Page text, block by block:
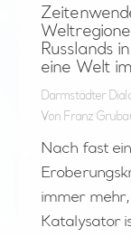
Russlands
eine Welt
Darmstädter
Von Franz
Nach fast
immer
Katalysator